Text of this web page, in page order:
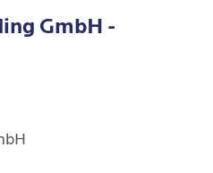
GmbH -